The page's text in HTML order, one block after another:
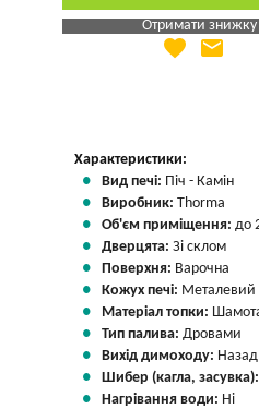
Отримати знижку
Яка Ваша ціна
favorite email
Характеристики:
Вид печі: Піч - Камін
Виробник: Thorma
Об'єм приміщення: до
Дверцята: Зі склом
Поверхня: Варочна
Кожух печі: Металевий
Матеріал топки:
Тип палива: Дровами
Вихід димоходу: Назад
Шибер (кагла,
Нагрівання води: Ні